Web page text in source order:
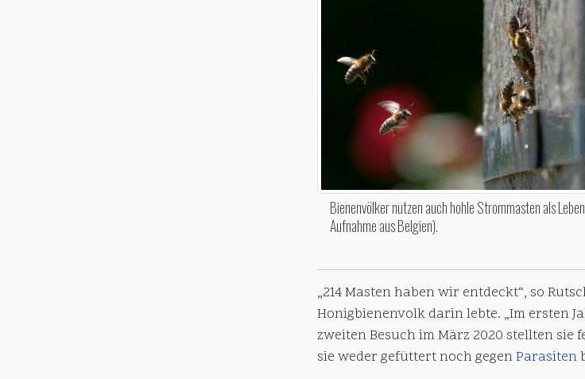
Bienenvölker nutzen auch hohle Strommasten als
Aufnahme aus Belgien).
„214 Masten haben wir entdeckt“, so
Honigbienenvolk darin lebte. „Im ersten
zweiten Besuch im März 2020 stellten sie
sie weder gefüttert noch gegenParasiten